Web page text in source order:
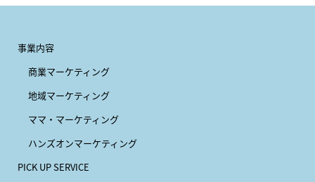
事業内容
商業マーケティング
地域マーケティング
ママ・マーケティング
ハンズオンマーケティング
PICK UP SERVICE